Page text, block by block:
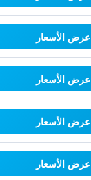
عرض الأسعار
عرض الأسعار
عرض الأسعار
عرض الأسعار